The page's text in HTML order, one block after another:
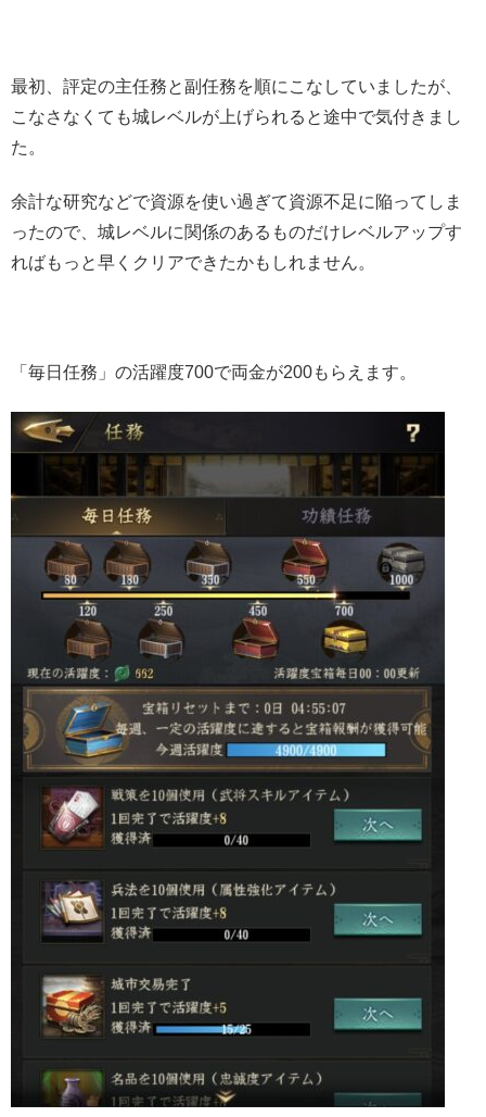
最初、評定の主任務と副任務を順にこなしていましたが、
こなさなくても城レベルが上げられると途中で気付きまし
た。
余計な研究などで資源を使い過ぎて資源不足に陥ってしま
ったので、城レベルに関係のあるものだけレベルアップす
ればもっと早くクリアできたかもしれません。
「毎日任務」の活躍度700で両金が200もらえます。